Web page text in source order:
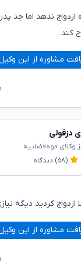
ازدواج ندهد اما جد
کند .
مشاوره از این
دزفولی
وکلای قوه‌قضاییه
(۵۸) دیدگاه
ازدواج کردید دیگه
مشاوره از این